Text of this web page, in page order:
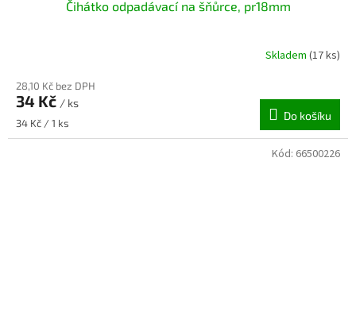
Čihátko odpadávací na šňůrce, pr18mm
Skladem (17 ks)
28,10 Kč bez DPH
34 Kč / ks
Měrná
cena:
34 Kč / 1 ks
Do košíku
Kód: 66500226